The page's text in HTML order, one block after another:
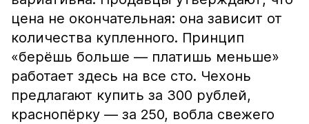
цена не окончательная: она зависит от
количества купленного. Принцип
«берёшь больше — платишь меньше»
работает здесь на все сто. Чехонь
предлагают купить за 300 рублей,
краснопёрку — за 250, вобла свежего